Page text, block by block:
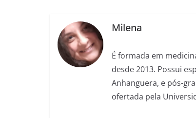
Milena
É formada em
desde 2013. Possui
Anhanguera, e pós-
ofertada pela